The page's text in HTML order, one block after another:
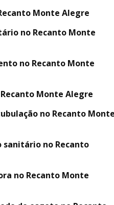
Monte Alegre
no Recanto Monte
no Recanto Monte
Monte Alegre
no Recanto
sanitário no Recanto
no Recanto Monte